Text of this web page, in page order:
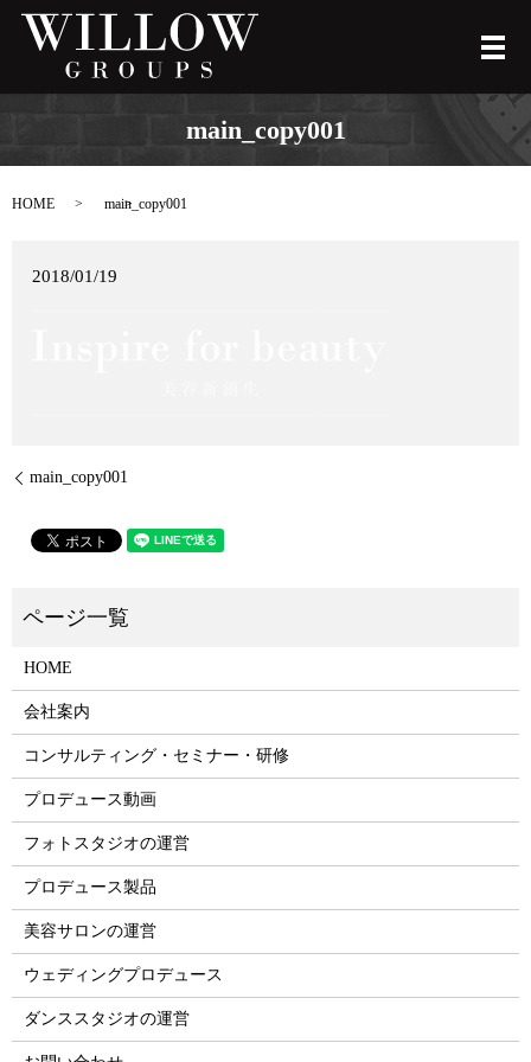
メ
main_copy001
HOME main_copy001
2018/01/19
main_copy001
HOME
会社案内
コンサルティング・セミナー・研修
プロデュース動画
フォトスタジオの運営
プロデュース製品
美容サロンの運営
ウェディングプロデュース
ダンススタジオの運営